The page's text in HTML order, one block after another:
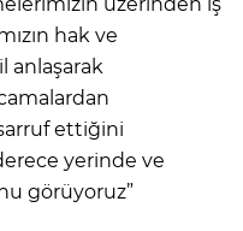
hak ve
anlaşarak
ettiğini
yerinde ve
görüyoruz”